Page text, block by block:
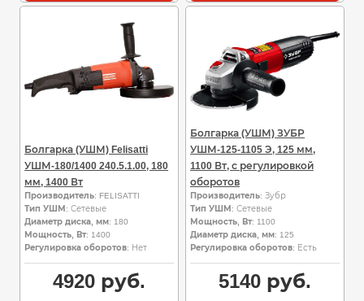
Болгарка (УШМ) Felisatti
УШМ-180/1400 240.5.1.00, 180
мм, 1400 Вт
Производитель: FELISATTI
Тип УШМ : Сетевые
Диаметр диска, мм: 180
Мощность, Вт: 1400
Регулировка оборотов: Нет
4920руб.
Болгарка (УШМ) ЗУБР
УШМ-125-1105 Э, 125 мм,
1100 Вт, с регулировкой
оборотов
Производитель: Зубр
Тип УШМ : Сетевые
Мощность, Вт: 1100
Диаметр диска, мм: 125
Регулировка оборотов: Есть
5140руб.